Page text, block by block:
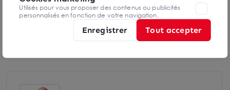
Diagnostics GES en cours de réalisation
Utilisés pour vous proposer des contenus ou publicités
personnalisés en fonction de votre navigation.
Enregistrer Tout accepter